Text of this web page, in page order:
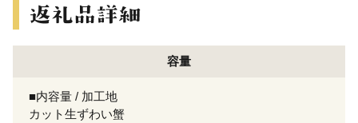
容量
■内容量 / 加工地
カット生ずわい蟹